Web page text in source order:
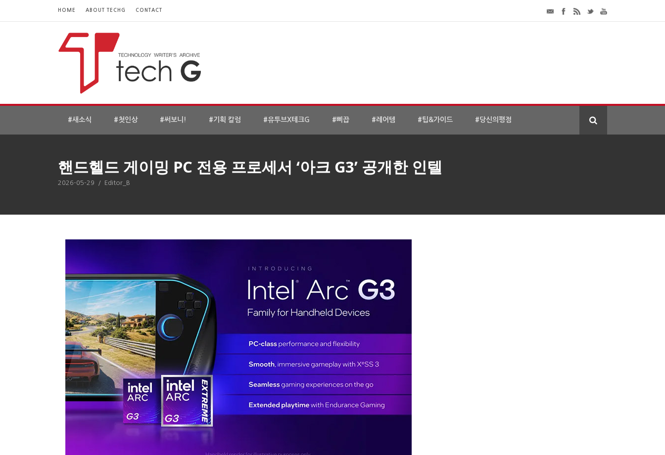
HOME ABOUT TECHG CONTACT
#새소식 #첫인상 #써보니! #기획 칼럼 #유투브X테크G #삐끕 #레어템 #팁&가이드 #당신의평점
핸드헬드 게이밍 PC 전용 프로세서 ‘아크 G3’ 공개한 인텔
2026-05-29 / Editor_B